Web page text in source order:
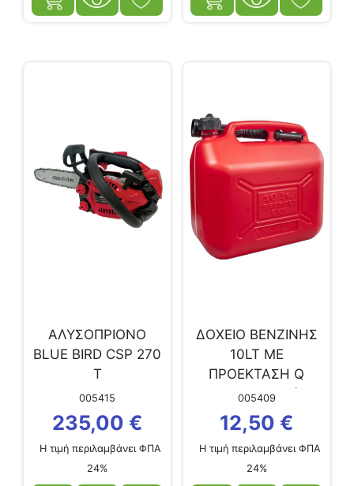
ΑΛΥΣΟΠΡΙΟΝΟ
BLUE BIRD CSP 270
T
005415
235,00 €
Η τιμή περιλαμβάνει ΦΠΑ
24%
ΔΟΧΕΙΟ ΒΕΝΖΙΝΗΣ
10LT ΜΕ
ΠΡΟΕΚΤΑΣΗ Q
(320004652)
005409
12,50 €
Η τιμή περιλαμβάνει ΦΠΑ
24%